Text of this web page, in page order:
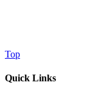
Top
Quick Links